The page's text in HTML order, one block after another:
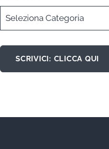
SCRIVICI: CLICCA QUI